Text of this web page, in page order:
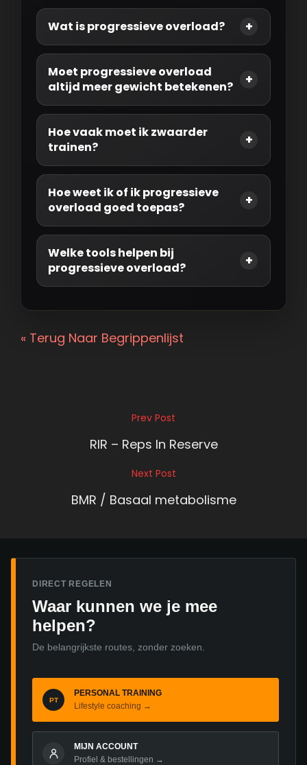
Wat is progressieve overload?
Moet progressieve overload
altijd meer gewicht betekenen?
Hoe vaak moet ik zwaarder
trainen?
Hoe weet ik of ik progressieve
overload goed toepas?
Welke tools helpen bij
progressieve overload?
« Terug Naar Begrippenlijst
navigatie
Prev Post
RIR – Reps In Reserve
Next Post
BMR / Basaal metabolisme
DIRECT REGELEN
Waar kunnen we je mee
helpen?
De belangrijkste routes, zonder zoeken.
PT
PERSONAL TRAINING
Lifestyle coaching →
MIJN ACCOUNT
Profiel & bestellingen →